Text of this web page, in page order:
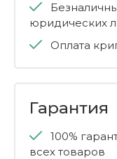
юридических
Оплата
Гарантия
100%
всех товаров